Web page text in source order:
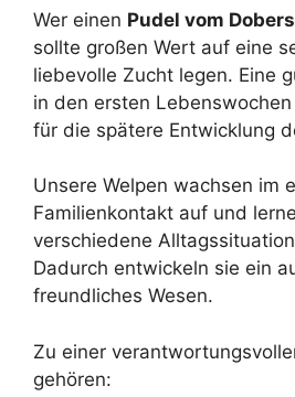
Wer einen Pudel vom
sollte großen Wert auf eine
liebevolle Zucht legen. Eine
in den ersten
für die spätere Entwicklung
Unsere Welpen wachsen im
Familienkontakt auf und
verschiedene
Dadurch entwickeln sie ein
freundliches Wesen.
Zu einer
gehören: